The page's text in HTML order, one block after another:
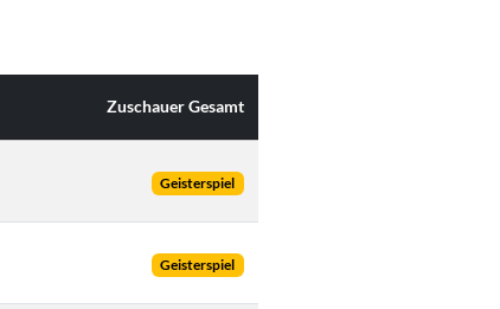
Zuschauer Gesamt
Geisterspiel
Geisterspiel